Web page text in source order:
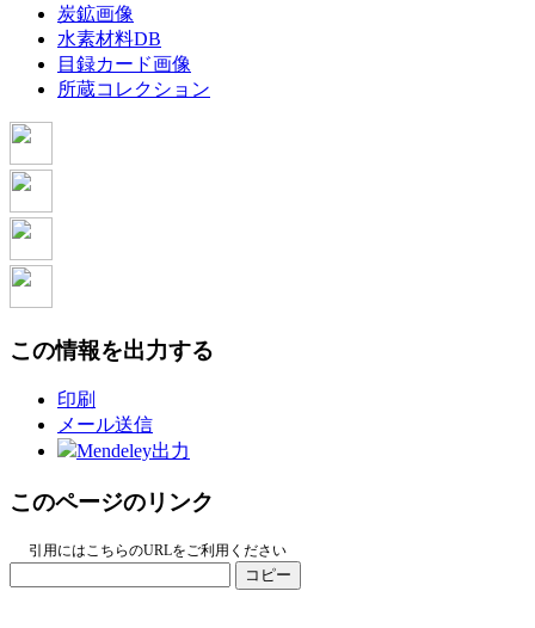
炭鉱画像
水素材料DB
目録カード画像
所蔵コレクション
この情報を出力する
印刷
メール送信
Mendeley出力
このページのリンク
引用にはこちらのURLをご利用ください
コピー